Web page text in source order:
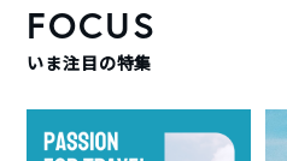
FOCUS
いま注目の特集